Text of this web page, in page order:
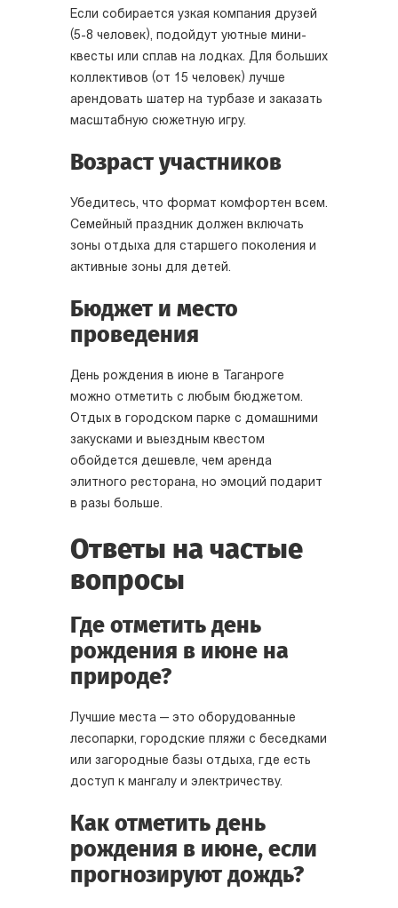
Если собирается узкая компания друзей
(5-8 человек), подойдут уютные мини-
квесты или сплав на лодках. Для больших
коллективов (от 15 человек) лучше
арендовать шатер на турбазе и заказать
масштабную сюжетную игру.
Возраст участников
Убедитесь, что формат комфортен всем.
Семейный праздник должен включать
зоны отдыха для старшего поколения и
активные зоны для детей.
Бюджет и место
проведения
День рождения в июне в Таганроге
можно отметить с любым бюджетом.
Отдых в городском парке с домашними
закусками и выездным квестом
обойдется дешевле, чем аренда
элитного ресторана, но эмоций подарит
в разы больше.
Ответы на частые
вопросы
Где отметить день
рождения в июне на
природе?
Лучшие места — это оборудованные
лесопарки, городские пляжи с беседками
или загородные базы отдыха, где есть
доступ к мангалу и электричеству.
Как отметить день
рождения в июне, если
прогнозируют дождь?